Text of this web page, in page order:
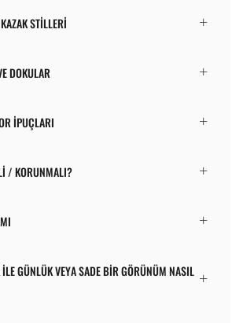
STILLERI
DOKULAR
İPUÇLARI
/ KORUNMALI?
GÜNLÜK VEYA SADE BIR GÖRÜNÜM NASIL